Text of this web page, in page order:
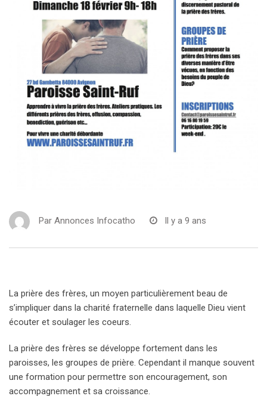
Par Annonces Infocatho Il y a 9 ans
La prière des frères, un moyen particulièrement beau de
s’impliquer dans la charité fraternelle dans laquelle Dieu vient
écouter et soulager les coeurs.
La prière des frères se développe fortement dans les
paroisses, les groupes de prière. Cependant il manque souvent
une formation pour permettre son encouragement, son
accompagnement et sa croissance.